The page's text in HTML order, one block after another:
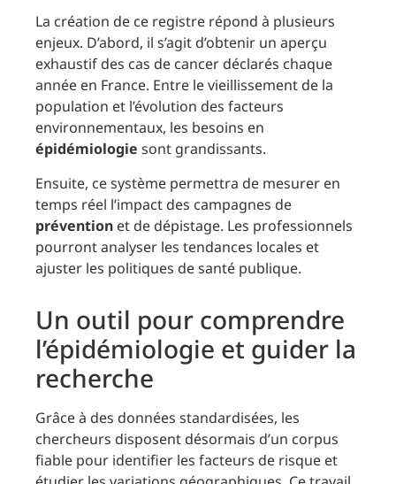
La création de ce registre répond à plusieurs
enjeux. D’abord, il s’agit d’obtenir un aperçu
exhaustif des cas de cancer déclarés chaque
année en France. Entre le vieillissement de la
population et l’évolution des facteurs
environnementaux, les besoins en
épidémiologie sont grandissants.
Ensuite, ce système permettra de mesurer en
temps réel l’impact des campagnes de
prévention et de dépistage. Les professionnels
pourront analyser les tendances locales et
ajuster les politiques de santé publique.
Un outil pour comprendre
l’épidémiologie et guider la
recherche
Grâce à des données standardisées, les
chercheurs disposent désormais d’un corpus
fiable pour identifier les facteurs de risque et